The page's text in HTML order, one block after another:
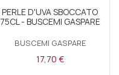
PERLE D'UVA SBOCCATO
75CL - BUSCEMI GASPARE
BUSCEMI GASPARE
17,70 €